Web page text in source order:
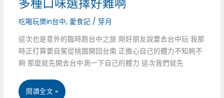
淋
只
要
35
元！
頭，
脆
多種口味選擇好難啊
吃喝玩樂in台中, 愛食記 /芽月
這次也是意外的臨時跑台中之旅 剛好朋友說要去台中玩 我那
時正打算要自駕從桃園開回台南 正擔心自己的體力不知夠不
夠 那麼就先開去台中測一下自己的體力 這次我們就先
台
閱讀全文 »